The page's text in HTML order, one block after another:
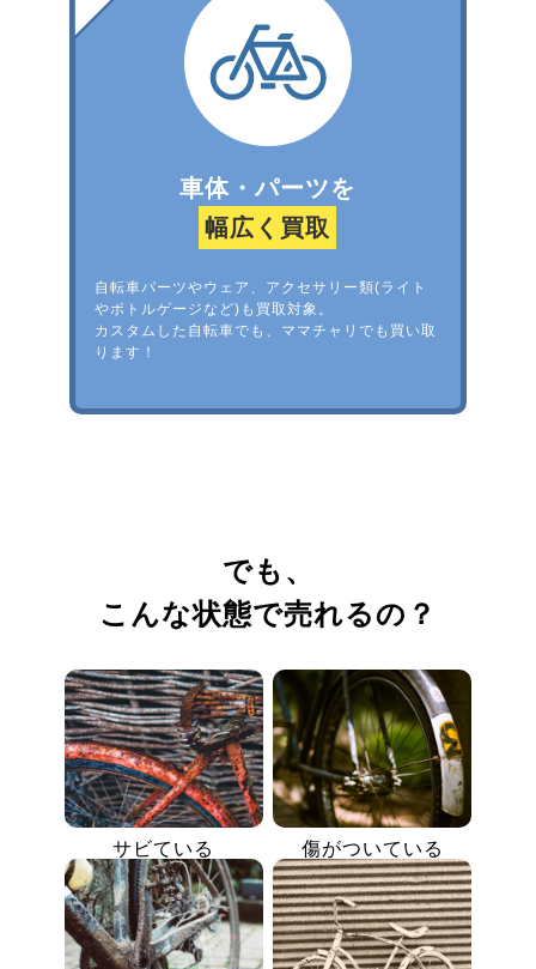
車体・パーツを
幅広く買取
自転車パーツやウェア、アクセサリー類(ライト
やボトルゲージなど)も買取対象。
カスタムした自転車でも、ママチャリでも買い取
ります！
でも、
こんな状態で売れるの？
サビている 傷がついている